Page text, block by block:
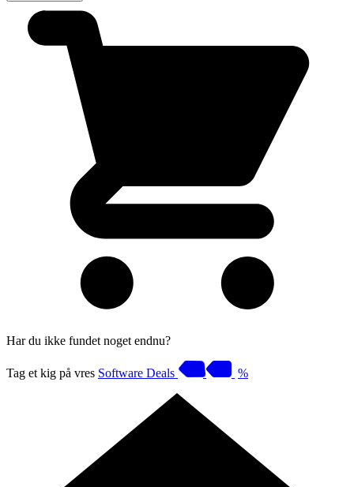
Har du ikke fundet noget endnu?
Tag et kig på vres Software Deals %